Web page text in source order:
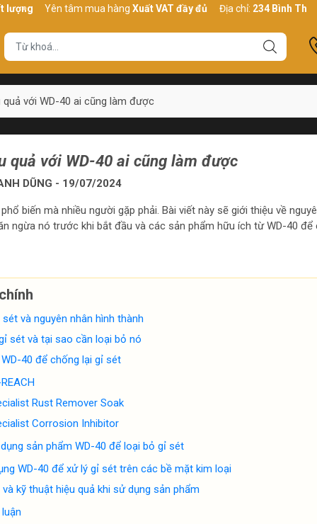
Yên tâm mua hàngXuất VAT đầy đủ Địa chỉ: 234 Bình Thới, P10,
với WD-40 ai cũng làm được
quả với WD-40 ai cũng làm được
DŨNG - 19/07/2024
biến mà nhiều người gặp phải. Bài viết này sẽ giới thiệu về
ngừa nó trước khi bắt đầu và các sản phẩm hữu ích từ WD-40 để
và nguyên nhân hình thành
sét và tại sao cần loại bỏ nó
40 để chống lại gỉ sét
Rust Remover Soak
Corrosion Inhibitor
sản phẩm WD-40 để loại bỏ gỉ sét
WD-40 để xử lý gỉ sét trên các bề mặt kim loại
kỹ thuật hiệu quả khi sử dụng sản phẩm